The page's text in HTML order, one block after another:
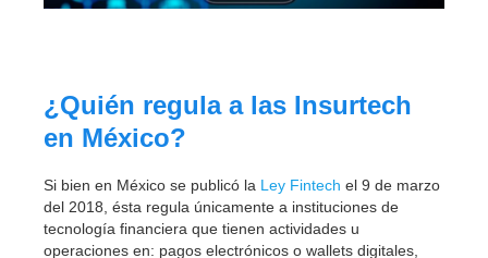
¿Quién regula a las Insurtech
en México?
Si bien en México se publicó la Ley Fintech el 9 de marzo
del 2018, ésta regula únicamente a instituciones de
tecnología financiera que tienen actividades u
operaciones en: pagos electrónicos o wallets digitales,